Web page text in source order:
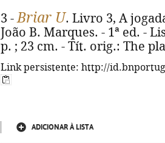
3 -Briar U. Livro 3, A
João B. Marques. - 1ª ed. -
p. ; 23 cm. - Tít. orig.: The
Link persistente: http://
ADICIONAR À LISTA